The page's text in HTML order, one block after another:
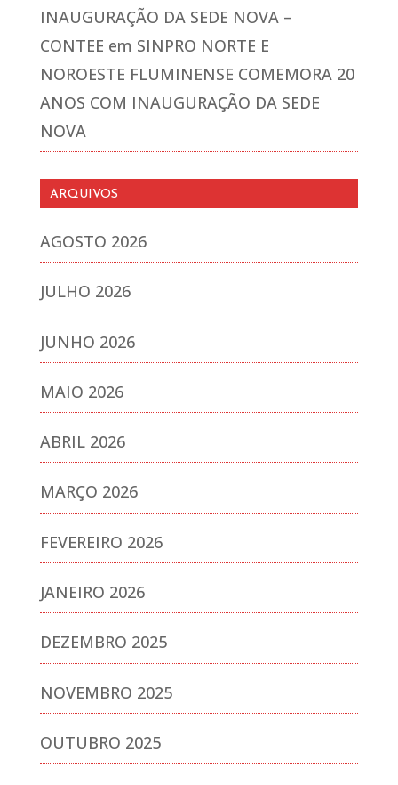
INAUGURAÇÃO DA SEDE NOVA –
CONTEE em SINPRO NORTE E
NOROESTE FLUMINENSE COMEMORA 20
ANOS COM INAUGURAÇÃO DA SEDE
NOVA
ARQUIVOS
AGOSTO 2026
JULHO 2026
JUNHO 2026
MAIO 2026
ABRIL 2026
MARÇO 2026
FEVEREIRO 2026
JANEIRO 2026
DEZEMBRO 2025
NOVEMBRO 2025
OUTUBRO 2025